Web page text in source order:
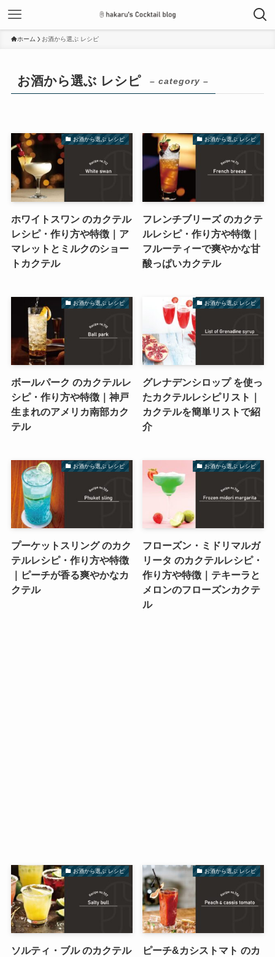
ホーム お酒から選ぶ レシピ
お酒から選ぶ レシピ – category –
お酒から選ぶ レシピ
ホワイトスワン のカクテル
レシピ・作り方や特徴｜ア
マレットとミルクのショー
トカクテル
お酒から選ぶ レシピ
フレンチブリーズ のカクテ
ルレシピ・作り方や特徴｜
フルーティーで爽やかな甘
酸っぱいカクテル
お酒から選ぶ レシピ
ボールパーク のカクテルレ
シピ・作り方や特徴｜神戸
生まれのアメリカ南部カク
テル
お酒から選ぶ レシピ
グレナデンシロップ を使っ
たカクテルレシピリスト｜
カクテルを簡単リストで紹
介
お酒から選ぶ レシピ
プーケットスリング のカク
テルレシピ・作り方や特徴
｜ピーチが香る爽やかなカ
クテル
お酒から選ぶ レシピ
フローズン・ミドリマルガ
リータ のカクテルレシピ・
作り方や特徴｜テキーラと
メロンのフローズンカクテ
ル
お酒から選ぶ レシピ
ソルティ・ブル のカクテル
お酒から選ぶ レシピ
ピーチ&カシストマト のカ